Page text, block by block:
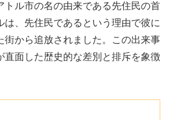
トル市の名の由来である先住民の首
は、先住民であるという理由で彼に
街から追放されました。この出来事
直面した歴史的な差別と排斥を象徴